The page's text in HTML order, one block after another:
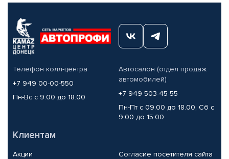
Телефон колл-центра
+7 949 00-00-550
Пн-Вс с 9.00 до 18.00
Автосалон (отдел продаж
автомобилей)
+7 949 503-45-55
Пн-Пт с 09.00 до 18.00, Сб с
9.00 до 15.00
Клиентам
Акции
Согласие посетителя сайта